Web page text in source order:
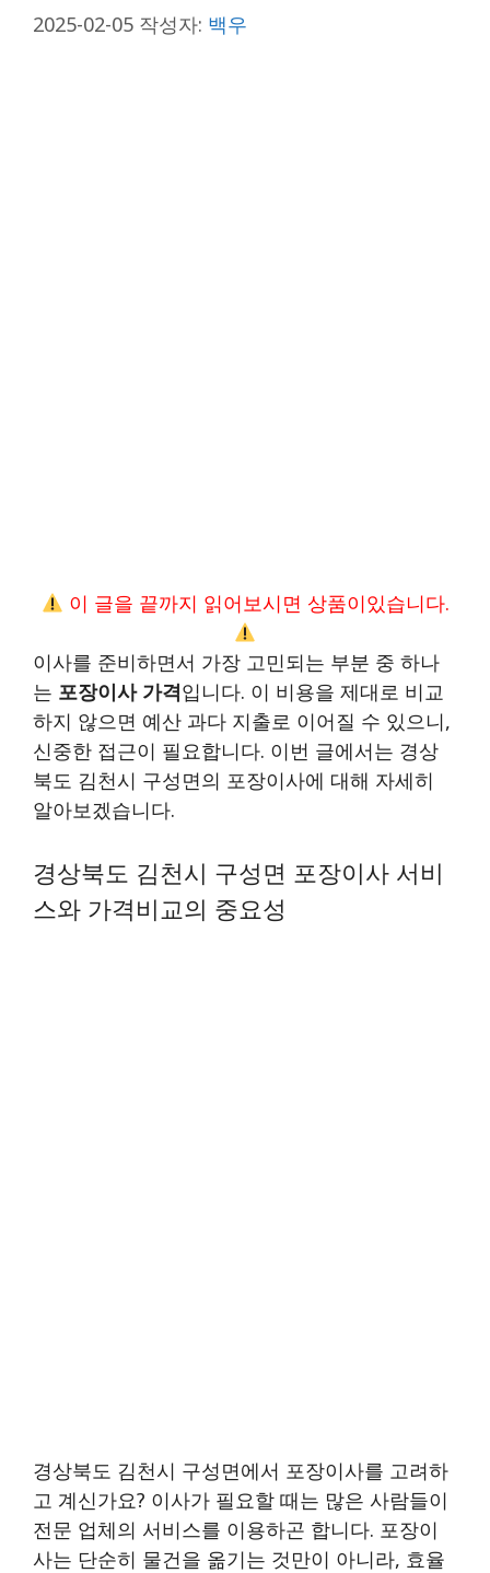
2025-02-05 작성자: 백우
이 글을 끝까지 읽어보시면 상품이있습니다.
이사를 준비하면서 가장 고민되는 부분 중 하나
는 포장이사 가격입니다. 이 비용을 제대로 비교
하지 않으면 예산 과다 지출로 이어질 수 있으니,
신중한 접근이 필요합니다. 이번 글에서는 경상
북도 김천시 구성면의 포장이사에 대해 자세히
알아보겠습니다.
경상북도 김천시 구성면 포장이사 서비
스와 가격비교의 중요성
경상북도 김천시 구성면에서 포장이사를 고려하
고 계신가요? 이사가 필요할 때는 많은 사람들이
전문 업체의 서비스를 이용하곤 합니다. 포장이
사는 단순히 물건을 옮기는 것만이 아니라, 효율